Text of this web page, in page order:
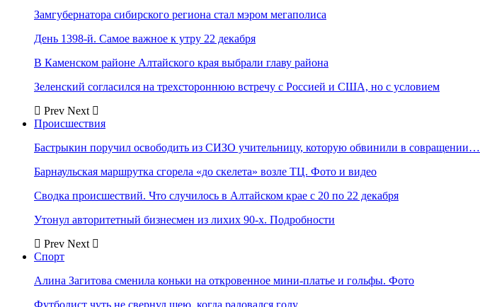
Замгубернатора сибирского региона стал мэром мегаполиса
День 1398-й. Самое важное к утру 22 декабря
В Каменском районе Алтайского края выбрали главу района
Зеленский согласился на трехстороннюю встречу с Россией и США, но с условием
Prev Next
Происшествия
Бастрыкин поручил освободить из СИЗО учительницу, которую обвинили в совращении…
Барнаульская маршрутка сгорела «до скелета» возле ТЦ. Фото и видео
Сводка происшествий. Что случилось в Алтайском крае с 20 по 22 декабря
Утонул авторитетный бизнесмен из лихих 90-х. Подробности
Prev Next
Спорт
Алина Загитова сменила коньки на откровенное мини-платье и гольфы. Фото
Футболист чуть не свернул шею, когда радовался голу